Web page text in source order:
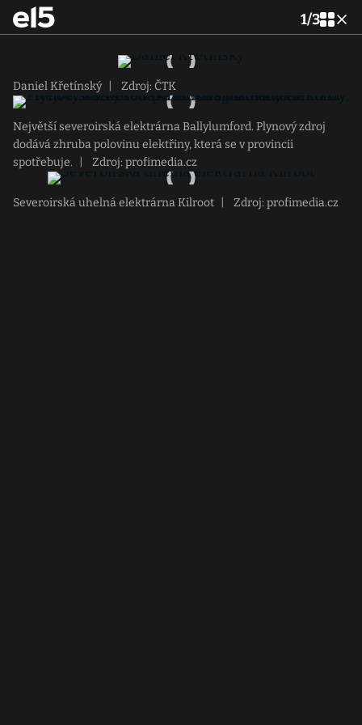
1/3
Daniel Křetínský Zdroj: ČTK
Největší severoirská elektrárna Ballylumford. Plynový zdroj
dodává zhruba polovinu elektřiny, která se v provincii
spotřebuje.
Zdroj: profimedia.cz
Severoirská uhelná elektrárna Kilroot Zdroj: profimedia.cz